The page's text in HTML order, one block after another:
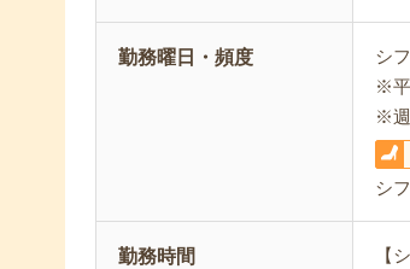
勤務曜日・頻度
シ
※平
※
シ
勤務時間 【